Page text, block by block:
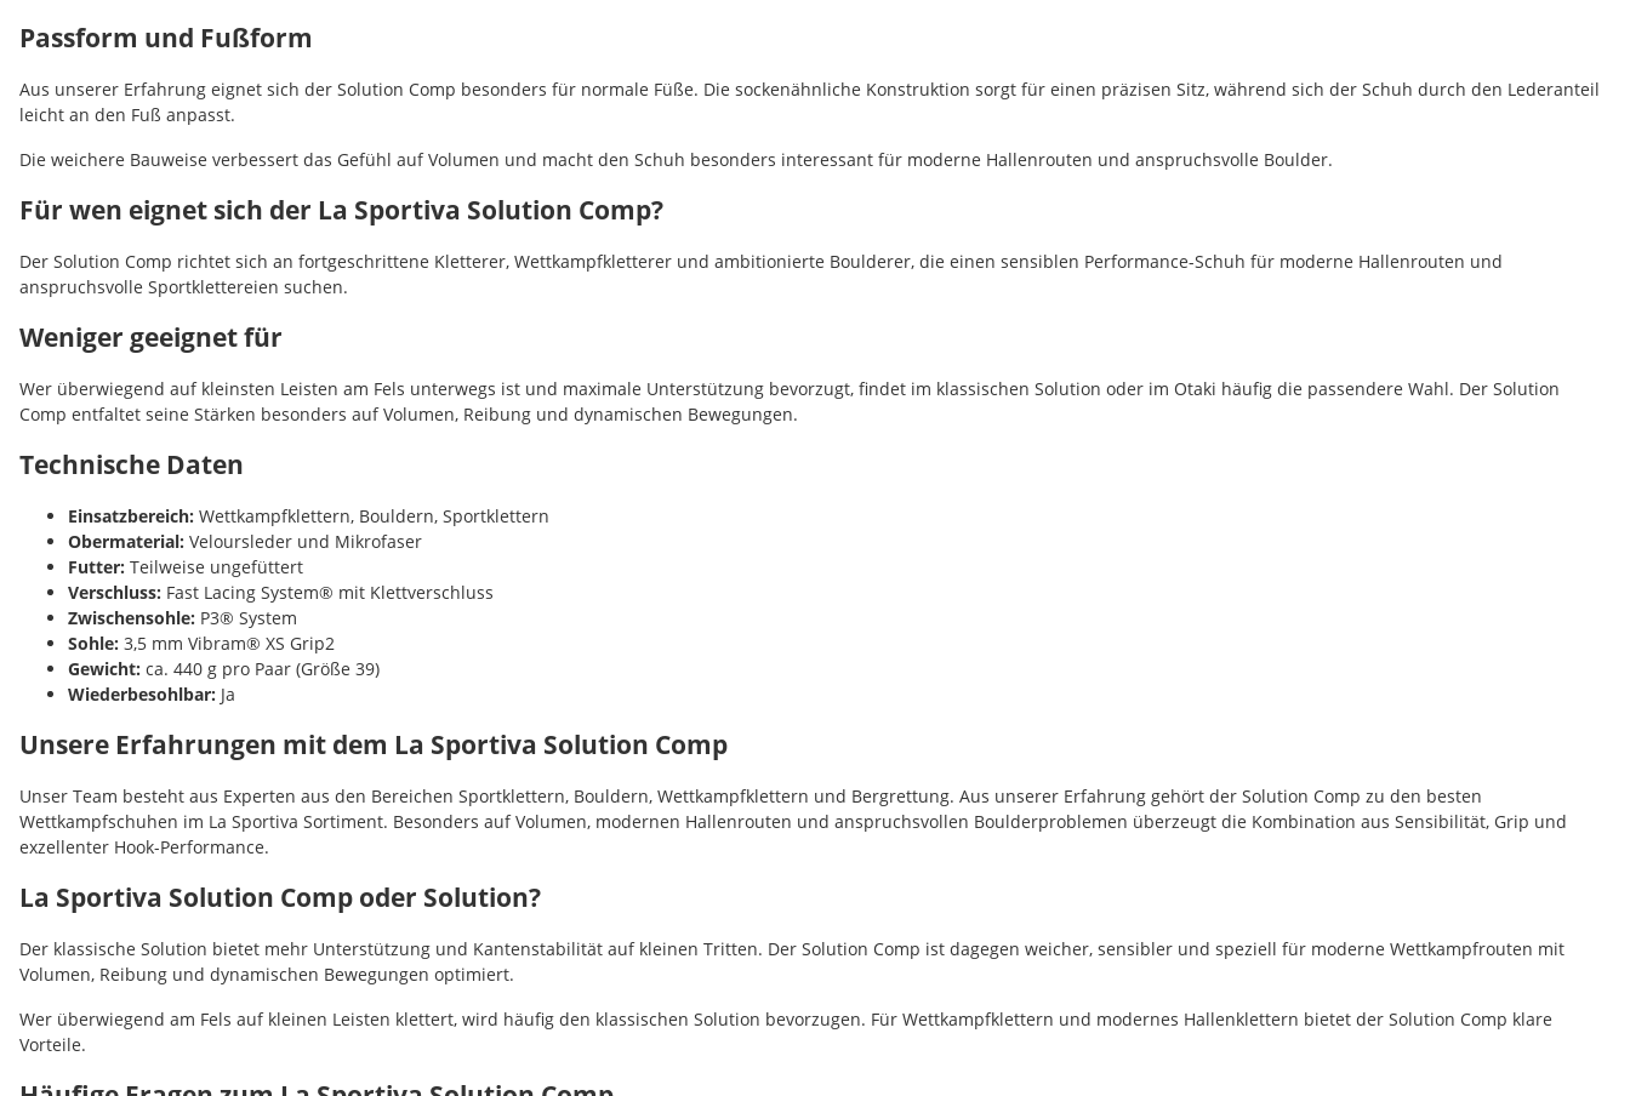
Passform und Fußform
Aus unserer Erfahrung eignet sich der Solution Comp besonders für normale Füße. Die sockenähnliche Konstruktion sorgt für einen präzisen Sitz, während sich der Schuh durch den Lederanteil
leicht an den Fuß anpasst.
Die weichere Bauweise verbessert das Gefühl auf Volumen und macht den Schuh besonders interessant für moderne Hallenrouten und anspruchsvolle Boulder.
Für wen eignet sich der La Sportiva Solution Comp?
Der Solution Comp richtet sich an fortgeschrittene Kletterer, Wettkampfkletterer und ambitionierte Boulderer, die einen sensiblen Performance-Schuh für moderne Hallenrouten und
anspruchsvolle Sportklettereien suchen.
Weniger geeignet für
Wer überwiegend auf kleinsten Leisten am Fels unterwegs ist und maximale Unterstützung bevorzugt, findet im klassischen Solution oder im Otaki häufig die passendere Wahl. Der Solution
Comp entfaltet seine Stärken besonders auf Volumen, Reibung und dynamischen Bewegungen.
Technische Daten
Einsatzbereich: Wettkampfklettern, Bouldern, Sportklettern
Obermaterial: Veloursleder und Mikrofaser
Futter: Teilweise ungefüttert
Verschluss: Fast Lacing System® mit Klettverschluss
Zwischensohle: P3® System
Sohle: 3,5 mm Vibram® XS Grip2
Gewicht: ca. 440 g pro Paar (Größe 39)
Wiederbesohlbar: Ja
Unsere Erfahrungen mit dem La Sportiva Solution Comp
Unser Team besteht aus Experten aus den Bereichen Sportklettern, Bouldern, Wettkampfklettern und Bergrettung. Aus unserer Erfahrung gehört der Solution Comp zu den besten
Wettkampfschuhen im La Sportiva Sortiment. Besonders auf Volumen, modernen Hallenrouten und anspruchsvollen Boulderproblemen überzeugt die Kombination aus Sensibilität, Grip und
exzellenter Hook-Performance.
La Sportiva Solution Comp oder Solution?
Der klassische Solution bietet mehr Unterstützung und Kantenstabilität auf kleinen Tritten. Der Solution Comp ist dagegen weicher, sensibler und speziell für moderne Wettkampfrouten mit
Volumen, Reibung und dynamischen Bewegungen optimiert.
Wer überwiegend am Fels auf kleinen Leisten klettert, wird häufig den klassischen Solution bevorzugen. Für Wettkampfklettern und modernes Hallenklettern bietet der Solution Comp klare
Vorteile.